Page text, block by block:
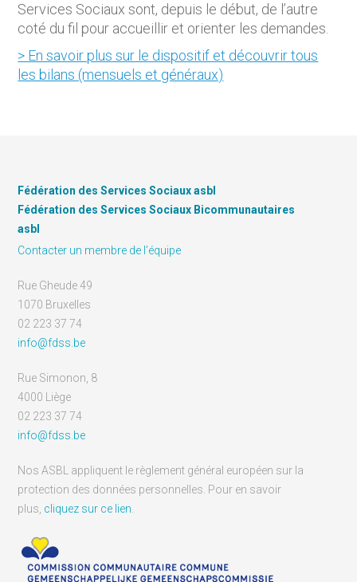
Services Sociaux sont, depuis le début, de l’autre
coté du fil pour accueillir et orienter les demandes.
> En savoir plus sur le dispositif et découvrir tous
les bilans (mensuels et généraux)
Fédération des Services Sociaux asbl
Fédération des Services Sociaux Bicommunautaires
asbl
Contacter un membre de l’équipe
Rue Gheude 49
1070 Bruxelles
02 223 37 74
info@fdss.be
Rue Simonon, 8
4000 Liège
02 223 37 74
info@fdss.be
Nos ASBL appliquent le règlement général européen sur la
protection des données personnelles. Pour en savoir
plus, cliquez sur ce lien.